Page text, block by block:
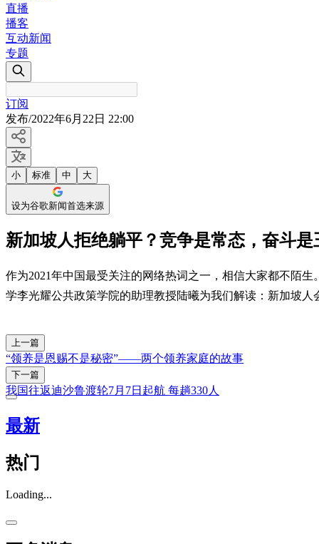
直播
播客
互动新闻
专题
订阅
发布/2022年6月22日 22:00
小 标准 中 大
设为谷歌新闻首选来源
新加坡人拒绝躺平？竞争是常态，奋斗是
作为2021年中国最受关注的网络热词之一，相信大家都不陌
学李光耀公共政策学院的助理教授陆曦为我们解读：新加坡人
上一篇
“领养是恩赐不是秘密”——两个领养家庭的故事
下一篇
我国往返迪沙鲁渡轮7月7日起航 每趟330人
最新
热门
Loading...